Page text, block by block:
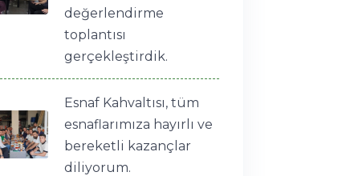
değerlendirme
toplantısı
gerçekleştirdik.
Esnaf Kahvaltısı, tüm
esnaflarımıza hayırlı ve
bereketli kazançlar
diliyorum.